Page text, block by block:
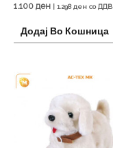
1.100 ден 1.298ден со ДДВ
Додај Во Кошница